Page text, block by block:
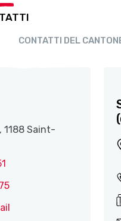
CONTATTI DEL
1188 Saint-